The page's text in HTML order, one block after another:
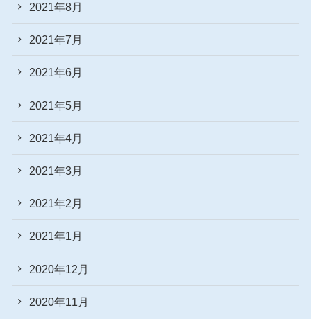
2021年8月
2021年7月
2021年6月
2021年5月
2021年4月
2021年3月
2021年2月
2021年1月
2020年12月
2020年11月